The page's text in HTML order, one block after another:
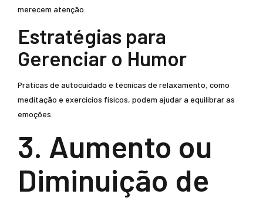
merecem atenção.
Estratégias para
Gerenciar o Humor
Práticas de autocuidado e técnicas de relaxamento, como
meditação e exercícios físicos, podem ajudar a equilibrar as
emoções.
3. Aumento ou
Diminuição de